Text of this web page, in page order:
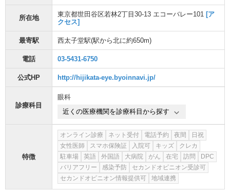
所在地 東京都世田谷区若林2丁目30-13 エコーバレー101 [ア
クセス]
最寄駅 西太子堂駅(駅から北に約650m)
電話 03-5431-6750
公式HP http://hijikata-eye.byoinnavi.jp/
診療科目
眼科
近くの医療機関を診療科目から探す
特徴
オンライン診療 ネット受付 電話予約 夜間
日祝
女性医師
スマホ保険証 入院可 キッズ
クレカ
駐車場
英語 外国語 大病院 がん 在宅 訪問
DPC
バリアフリー
感染予防
セカンドオピニオン受診可
セカンドオピニオン情報提供可
地域連携